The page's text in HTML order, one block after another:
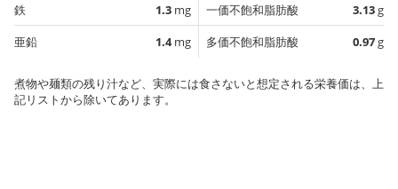
鉄
1.3 mg
亜鉛
1.4mg
一価不飽和脂肪酸
3.13g
多価不飽和脂肪酸
0.97g
煮物や麺類の残り汁など、実際には食さないと想定される栄養価は、上
記リストから除いてあります。